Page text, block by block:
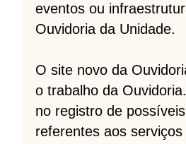
eventos ou
Ouvidoria da Unidade.
O site novo da
o trabalho da
no registro de
referentes aos